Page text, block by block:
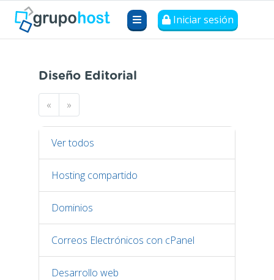
Iniciar sesión
Diseño Editorial
« »
Ver todos
Hosting compartido
Dominios
Correos Electrónicos con cPanel
Desarrollo web